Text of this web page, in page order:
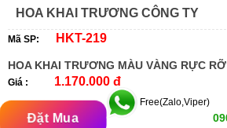
HOA KHAI TRƯƠNG CÔNG TY
Mã SP: HKT-219
HOA KHAI TRƯƠNG MÀU VÀNG RỰC RỠ
Giá : 1.170.000 đ
Đặt Mua
Free(Zalo,Viper)